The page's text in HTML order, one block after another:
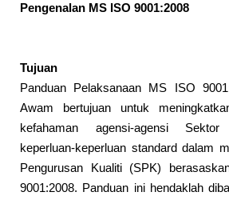
Pengenalan MS ISO 9001:2008
Tujuan
Panduan Pelaksanaan MS ISO
Awam bertujuan untuk
kefahaman agensi-agensi
keperluan-keperluan standard dalam
Pengurusan Kualiti (SPK)
9001:2008. Panduan ini hendaklah